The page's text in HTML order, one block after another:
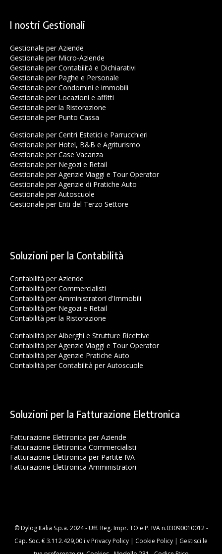
I nostri Gestionali
Gestionale per Aziende
Gestionale per Micro-Aziende
Gestionale per Contabilità e Dichiarativi
Gestionale per Paghe e Personale
Gestionale per Condomini e immobili
Gestionale per Locazioni e affitti
Gestionale per la Ristorazione
Gestionale per Punto Cassa
Gestionale per Centri Estetici e Parrucchieri
Gestionale per Hotel, B&B e Agriturismo
Gestionale per Case Vacanza
Gestionale per Negozi e Retail
Gestionale per Agenzie Viaggi e Tour Operator
Gestionale per Agenzie di Pratiche Auto
Gestionale per Autoscuole
Gestionale per Enti del Terzo Settore
Soluzioni per la Contabilità
Contabilità per Aziende
Contabilità per Commercialisti
Contabilità per Amministratori d'Immobili
Contabilità per Negozi e Retail
Contabilità per la Ristorazione
Contabilità per Alberghi e Strutture Ricettive
Contabilità per Agenzie Viaggi e Tour Operator
Contabilità per Agenzie Pratiche Auto
Contabilità per Contabilità per Autoscuole
Soluzioni per la Fatturazione Elettronica
Fatturazione Elettronica per Aziende
Fatturazione Elettronica Commercialisti
Fatturazione Elettronica per Partite IVA
Fatturazione Elettronica Amministratori
© Dylog Italia S.p.a. 2024 - Uff. Reg. Impr. TO e P. IVA n.03090010012 -
Cap. Soc. € 3.112.429,00 i.vPrivacy Policy | Cookie Policy | Gestisci le